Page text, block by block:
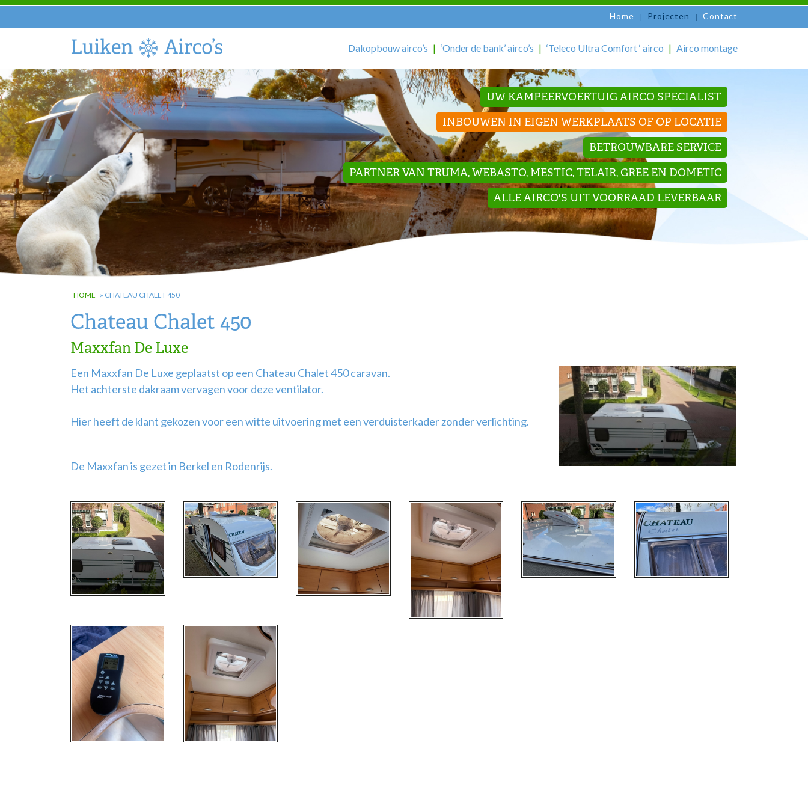
Home Projecten Contact
Dakopbouw airco’s ‘Onder de bank’ airco’s ‘Teleco Ultra Comfort ‘ airco Airco montage
UW KAMPEERVOERTUIG AIRCO SPECIALIST
INBOUWEN IN EIGEN WERKPLAATS OF OP LOCATIE
BETROUWBARE SERVICE
PARTNER VAN TRUMA, WEBASTO, MESTIC, TELAIR, GREE EN DOMETIC
ALLE AIRCO'S UIT VOORRAAD LEVERBAAR
HOME » CHATEAU CHALET 450
Chateau Chalet 450
Maxxfan De Luxe
Een Maxxfan De Luxe geplaatst op een Chateau Chalet 450 caravan.
Het achterste dakraam vervagen voor deze ventilator.
Hier heeft de klant gekozen voor een witte uitvoering met een verduisterkader zonder verlichting.
De Maxxfan is gezet in Berkel en Rodenrijs.